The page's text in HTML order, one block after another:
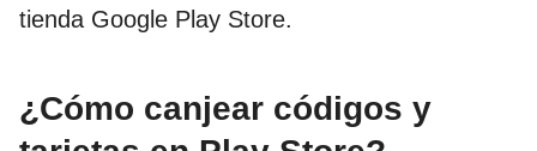
tienda Google Play Store.
¿Cómo canjear códigos y